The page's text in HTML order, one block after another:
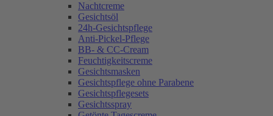
Nachtcreme
Gesichtsöl
24h-Gesichtspflege
Anti-Pickel-Pflege
BB- & CC-Cream
Feuchtigkeitscreme
Gesichtsmasken
Gesichtspflege ohne Parabene
Gesichtspflegesets
Gesichtsspray